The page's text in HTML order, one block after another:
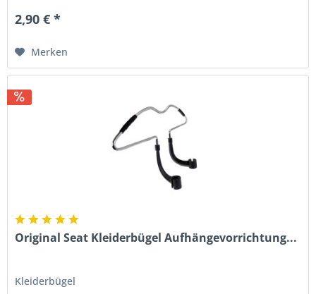
2,90 € *
Merken
Original Seat Kleiderbügel Aufhängevorrichtung...
Kleiderbügel